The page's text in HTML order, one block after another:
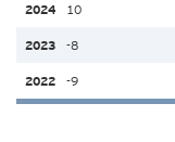
10
-8
-9